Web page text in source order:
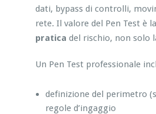
dati, bypass di controlli,
rete. Il valore del Pen Test è la
pratica del rischio, non solo
Un Pen Test professionale
definizione del perimetro
regole d’ingaggio